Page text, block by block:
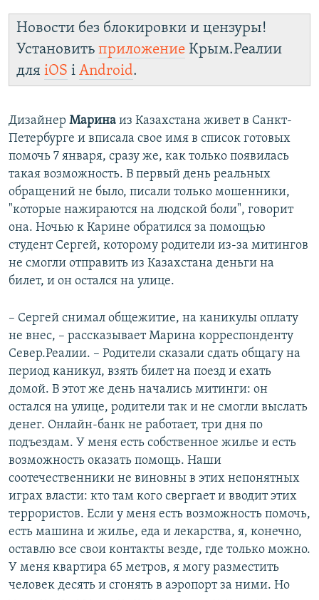
Новости без блокировки и цензуры!
Установить приложение Крым.Реалии
для iOS і Android.
Дизайнер Марина из Казахстана живет в Санкт-
Петербурге и вписала свое имя в список готовых
помочь 7 января, сразу же, как только появилась
такая возможность. В первый день реальных
обращений не было, писали только мошенники,
"которые нажираются на людской боли", говорит
она. Ночью к Карине обратился за помощью
студент Сергей, которому родители из-за митингов
не смогли отправить из Казахстана деньги на
билет, и он остался на улице.
– Сергей снимал общежитие, на каникулы оплату
не внес, – рассказывает Марина корреспонденту
Север.Реалии. – Родители сказали сдать общагу на
период каникул, взять билет на поезд и ехать
домой. В этот же день начались митинги: он
остался на улице, родители так и не смогли выслать
денег. Онлайн-банк не работает, три дня по
подъездам. У меня есть собственное жилье и есть
возможность оказать помощь. Наши
соотечественники не виновны в этих непонятных
играх власти: кто там кого свергает и вводит этих
террористов. Если у меня есть возможность помочь,
есть машина и жилье, еда и лекарства, я, конечно,
оставлю все свои контакты везде, где только можно.
У меня квартира 65 метров, я могу разместить
человек десять и сгонять в аэропорт за ними. Но